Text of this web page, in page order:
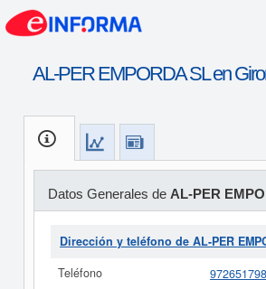
AL-PER EMPORDA SL en
Datos Generales de AL-PER
Dirección y teléfono de AL-PER
Teléfono
972651798